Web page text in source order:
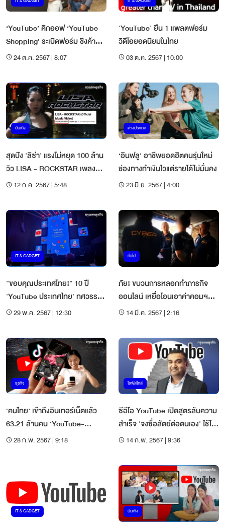
‘YouTube’ คิกออฟ ‘YouTube
Shopping’ ระเบิดฟอร์ม ชิงค้า
ออนไลน์ในไทย!!
24 ต.ค. 2567 | 8:07
'YouTube' ยืน 1 แพลตฟอร์ม
วิดีโอยอดนิยมในไทย
03 ต.ค. 2567 | 10:00
บันเทิง
สุดปัง 'ลิซ่า' แรงไม่หยุด 100 ล้าน
วิว LISA - ROCKSTAR เพลงมา
แรงอันดับ 1 YouTube
12 ก.ค. 2567 | 5:48
ต่างประเทศ
‘อินฟลู’ อาชีพยอดฮิตคนรุ่นใหม่
ช่องทางทำเงินไวแต่รายได้ไม่มั่นคง
23 มิ.ย. 2567 | 4:00
IT & GADGET
"ขอบคุณประเทศไทย!" 10 ปี
'YouTube ประเทศไทย' ทศวรรษที่
ยังครองบัลลังก์เบอร์ 1
29 พ.ค. 2567 | 12:30
ทั่วไป
ภัย! ขบวนการหลอกทำภารกิจ
ออนไลน์ เหยื่อโอนเอาค่าคอมฯ
สูญเงิน 4 แสน
14 มี.ค. 2567 | 2:16
ธุรกิจ
‘คนไทย’ เข้าถึงอินเทอร์เน็ตแล้ว
63.21 ล้านคน ‘YouTube-
TikTok’ มาแรงสุด
28 ก.พ. 2567 | 9:18
ไลฟ์สไตล์
ซีอีโอ YouTube เปิดสูตรลับความ
สำเร็จ 'จงซื่อสัตย์ต่อตนเอง' ใช้ได้
ทุกยุค!
14 ก.พ. 2567 | 9:36
IT & GADGET บันเทิง